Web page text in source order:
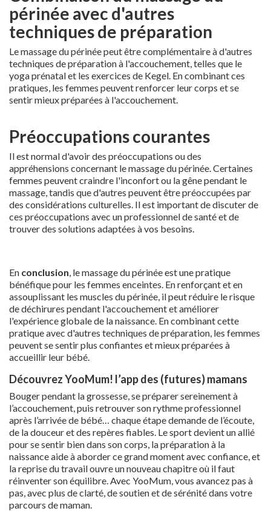
périnée avec d'autres
techniques de préparation
Le massage du périnée peut être complémentaire à d'autres
techniques de préparation à l'accouchement, telles que le
yoga prénatal et les exercices de Kegel. En combinant ces
pratiques, les femmes peuvent renforcer leur corps et se
sentir mieux préparées à l'accouchement.
Préoccupations courantes
Il est normal d'avoir des préoccupations ou des
appréhensions concernant le massage du périnée. Certaines
femmes peuvent craindre l'inconfort ou la gêne pendant le
massage, tandis que d'autres peuvent être préoccupées par
des considérations culturelles. Il est important de discuter de
ces préoccupations avec un professionnel de santé et de
trouver des solutions adaptées à vos besoins.
En conclusion , le massage du périnée est une pratique
bénéfique pour les femmes enceintes. En renforçant et en
assouplissant les muscles du périnée, il peut réduire le risque
de déchirures pendant l'accouchement et améliorer
l'expérience globale de la naissance. En combinant cette
pratique avec d'autres techniques de préparation, les femmes
peuvent se sentir plus confiantes et mieux préparées à
accueillir leur bébé.
Découvrez YooMum! l’app des (futures) mamans
Bouger pendant la grossesse, se préparer sereinement à
l’accouchement, puis retrouver son rythme professionnel
après l’arrivée de bébé… chaque étape demande de l’écoute,
de la douceur et des repères fiables. Le sport devient un allié
pour se sentir bien dans son corps, la préparation à la
naissance aide à aborder ce grand moment avec confiance, et
la reprise du travail ouvre un nouveau chapitre où il faut
réinventer son équilibre. Avec YooMum, vous avancez pas à
pas, avec plus de clarté, de soutien et de sérénité dans votre
parcours de maman.